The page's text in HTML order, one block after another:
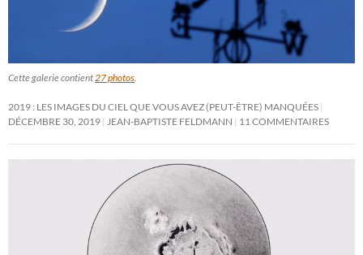
Cette galerie contient27 photos.
2019 : LES IMAGES DU CIEL QUE VOUS AVEZ (PEUT-ÊTRE) MANQUÉES
DÉCEMBRE 30, 2019 JEAN-BAPTISTE FELDMANN 11 COMMENTAIRES